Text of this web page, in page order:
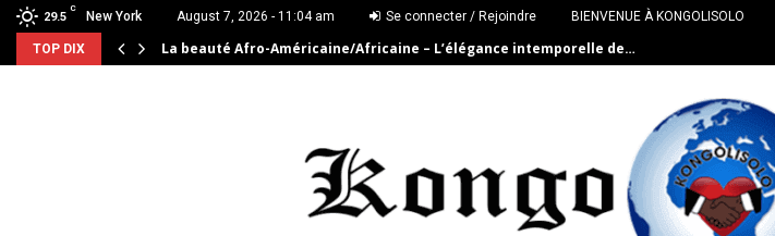
29.5
C
New York August 7, 2026 - 11:04 am Se connecter / Rejoindre BIENVENUE À KONGOLISOLO
TOP DIX La beauté Afro-Américaine/Africaine – L’élégance intemporelle de…